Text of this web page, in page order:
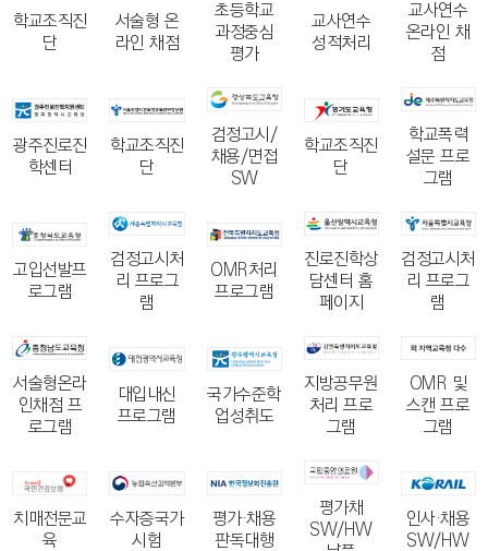
학교조직진
단
서술형 온
라인 채점
초등학교
과정중심
평가
교사연수
성적처리
교사연수
온라인 채
점
광주진로진
학센터
학교조직진
단
검정고시/
채용/면접
SW
학교조직진
단
학교폭력
설문 프로
그램
고입선발프
로그램
검정고시처
리 프로그
램
OMR처리
프로그램
진로진학상
담센터 홈
페이지
검정고시처
리 프로그
램
서술형온라
인채점 프
로그램
대입내신
프로그램
국가수준학
업성취도
지방공무원
처리 프로
그램
OMR 및
스캔 프로
그램
치매전문교
육
수자증국가
시험
평가·채용
판독대행
평가채
SW/HW
인사·채용
SW/HW